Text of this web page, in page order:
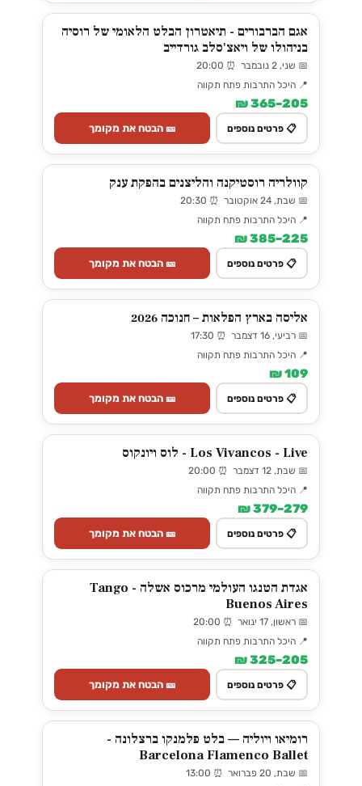
אגם הברבורים - תיאטרון הבלט הלאומי של רוסיה
בניהולו של ויאצ'סלב גורדייב
📅 שני, 2 נובמבר ⏰ 20:00
📍 היכל התרבות פתח תקווה
205–365 ₪
📋 פרטים נוספים 🎫 הבטח את מקומך
קוולריה רוסטיקנה והליצנים בהפקת ענק
📅 שבת, 24 אוקטובר ⏰ 20:30
📍 היכל התרבות פתח תקווה
225–385 ₪
📋 פרטים נוספים 🎫 הבטח את מקומך
אליסה בארץ הפלאות – חנוכה 2026
📅 רביעי, 16 דצמבר ⏰ 17:30
📍 היכל התרבות פתח תקווה
109 ₪
📋 פרטים נוספים 🎫 הבטח את מקומך
Los Vivancos - Live - לוס ויונקוס
📅 שבת, 12 דצמבר ⏰ 20:00
📍 היכל התרבות פתח תקווה
279–379 ₪
📋 פרטים נוספים 🎫 הבטח את מקומך
אגדת הטנגו העולמי מרכוס אשלה - Tango
Buenos Aires
📅 ראשון, 17 ינואר ⏰ 20:00
📍 היכל התרבות פתח תקווה
205–325 ₪
📋 פרטים נוספים 🎫 הבטח את מקומך
רומיאו ויוליה — בלט פלמנקו ברצלונה -
Barcelona Flamenco Ballet
📅 שבת, 20 פברואר ⏰ 13:00